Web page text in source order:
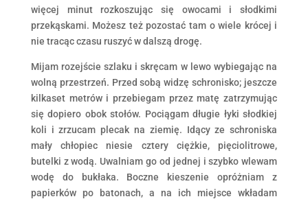
więcej minut rozkoszując się owocami i słodkimi
przekąskami. Możesz też pozostać tam o wiele krócej i
nie tracąc czasu ruszyć w dalszą drogę.
Mijam rozejście szlaku i skręcam w lewo wybiegając na
wolną przestrzeń. Przed sobą widzę schronisko; jeszcze
kilkaset metrów i przebiegam przez matę zatrzymując
się dopiero obok stołów. Pociągam długie łyki słodkiej
koli i zrzucam plecak na ziemię. Idący ze schroniska
mały chłopiec niesie cztery ciężkie, pięciolitrowe,
butelki z wodą. Uwalniam go od jednej i szybko wlewam
wodę do bukłaka. Boczne kieszenie opróżniam z
papierków po batonach, a na ich miejsce wkładam